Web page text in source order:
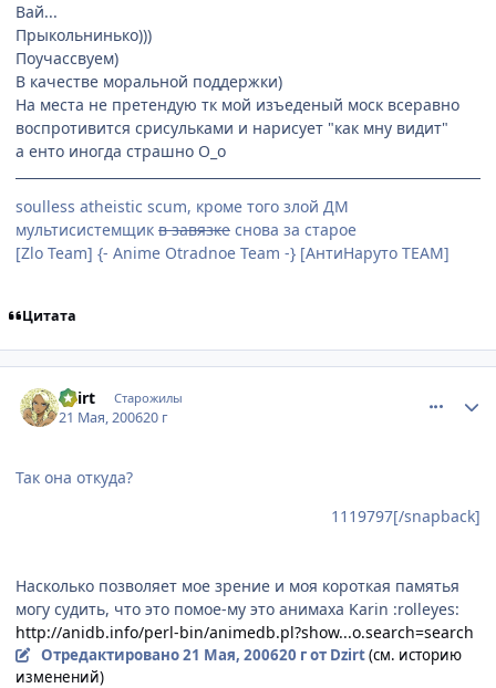
Вай...
Прыкольнинько)))
Поучассвуем)
В качестве моральной поддержки)
На места не претендую тк мой изъеденый моск всеравно
воспротивится срисульками и нарисует "как мну видит"
а енто иногда страшно О_о
soulless atheistic scum, кроме того злой ДМ
мультисистемщик в завязке снова за старое
[Zlo Team] {- Anime Otradnoe Team -} [АнтиНаруто TEAM]
Цитата
Dzirt Старожилы
21 Мая, 200620 г
Так она откуда?
1119797[/snapback]
Насколько позволяет мое зрение и моя короткая памятья
могу судить, что это помое-му это анимаха Karin :rolleyes:
http://anidb.info/perl-bin/animedb.pl?show...o.search=search
Отредактировано21 Мая, 200620 гот Dzirt(см. историю
изменений)